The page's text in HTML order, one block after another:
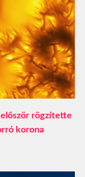
rögzítette
korona